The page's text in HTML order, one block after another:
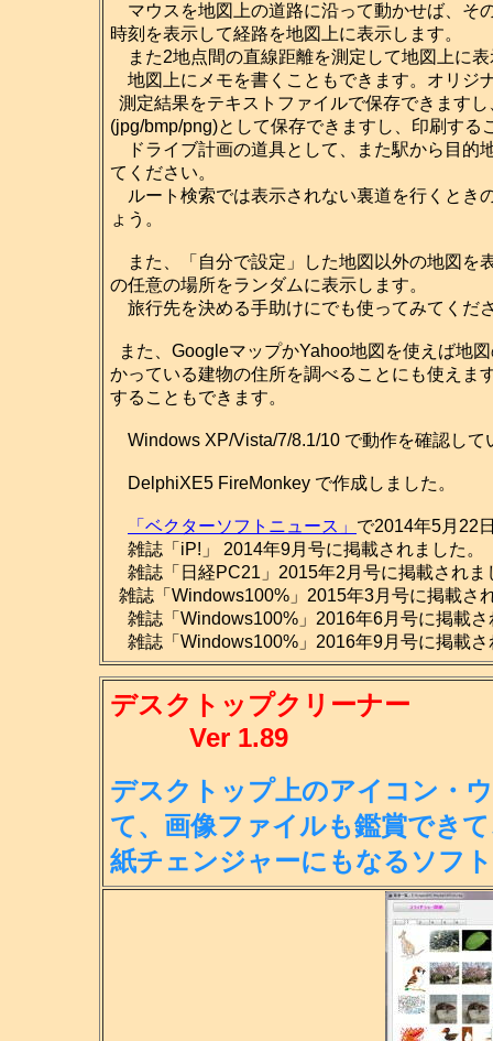
マウスを地図上の道路に沿って動かせば、そ
時刻を表示して経路を地図上に表示します。
また2地点間の直線距離を測定して地図上に
地図上にメモを書くこともできます。オリジ
測定結果をテキストファイルで保存できます
(jpg/bmp/png)として保存できますし、印刷する
ドライブ計画の道具として、また駅から目的
てください。
ルート検索では表示されない裏道を行くとき
ょう。
また、「自分で設定」した地図以外の地図を
の任意の場所をランダムに表示します。
旅行先を決める手助けにでも使ってみてくだ
また、GoogleマップかYahoo地図を使えば地
かっている建物の住所を調べることにも使えま
することもできます。
Windows XP/Vista/7/8.1/10 で動作を確認して
DelphiXE5 FireMonkey で作成しました。
「ベクターソフトニュース」 で2014年5月22
雑誌「iP!」 2014年9月号に掲載されました。
雑誌「日経PC21」2015年2月号に掲載されま
雑誌「Windows100%」2015年3月号に掲載さ
雑誌「Windows100%」2016年6月号に掲載さ
雑誌「Windows100%」2016年9月号に掲載さ
デスクトップクリーナー
Ver 1.89
デスクトップ上のアイコン・
て、画像ファイルも鑑賞でき
紙チェンジャーにもなるソフト